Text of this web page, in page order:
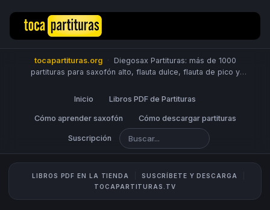
tocapartituras.org ·
Diegosax Partituras: más de 1000
partituras para saxofón alto, flauta dulce, flauta de pico y
chelo, fagot, bombardino, fliscorno, corno, trompa, barítono,
Scores. PUBLICA PARTITURAS
Inicio Libros PDF de Partituras
Cómo aprender saxofón Cómo descargar partituras
Suscripción
LIBROS PDF EN LA TIENDA
SUSCRÍBETE Y DESCARGA
TOCAPARTITURAS.TV